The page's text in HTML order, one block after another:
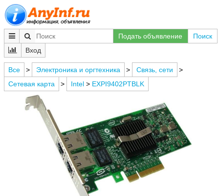
Подать объявление
Поиск
Вход
Все > Электроника и оргтехника > Связь, сети
>
Сетевая карта
> Intel > EXPI9402PTBLK